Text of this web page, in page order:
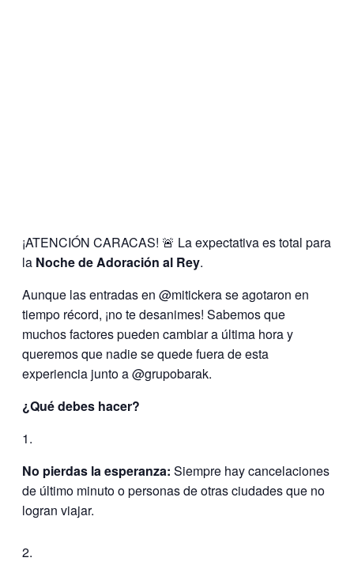
¡ATENCIÓN CARACAS! 🚨 La expectativa es total para
la Noche de Adoración al Rey.
Aunque las entradas en @mitickera se agotaron en
tiempo récord, ¡no te desanimes! Sabemos que
muchos factores pueden cambiar a última hora y
queremos que nadie se quede fuera de esta
experiencia junto a @grupobarak.
¿Qué debes hacer?
No pierdas la esperanza: Siempre hay cancelaciones
de último minuto o personas de otras ciudades que no
logran viajar.